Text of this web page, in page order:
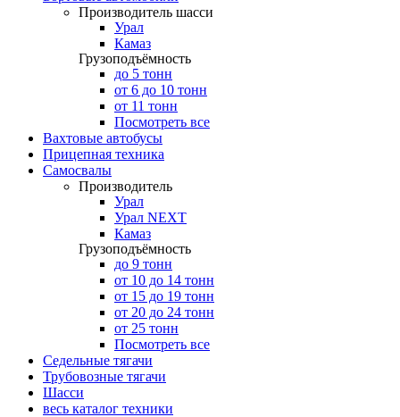
Производитель шасси
Урал
Камаз
Грузоподъёмность
до 5 тонн
от 6 до 10 тонн
от 11 тонн
Посмотреть все
Вахтовые автобусы
Прицепная техника
Самосвалы
Производитель
Урал
Урал NEXT
Камаз
Грузоподъёмность
до 9 тонн
от 10 до 14 тонн
от 15 до 19 тонн
от 20 до 24 тонн
от 25 тонн
Посмотреть все
Седельные тягачи
Трубовозные тягачи
Шасси
весь каталог техники